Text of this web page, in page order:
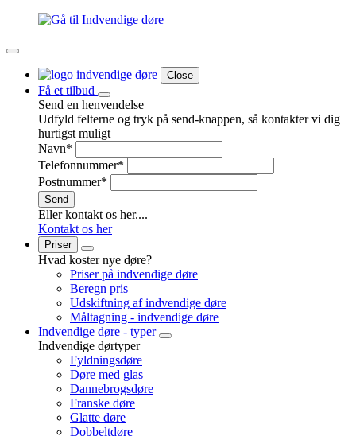
Close
Få et tilbud
Send en henvendelse
Udfyld felterne og tryk på send-knappen, så kontakter vi dig
hurtigst muligt
Navn*
Telefonnummer*
Postnummer*
Send
Eller kontakt os her....
Kontakt os her
Priser
Hvad koster nye døre?
Priser på indvendige døre
Beregn pris
Udskiftning af indvendige døre
Måltagning - indvendige døre
Indvendige døre - typer
Indvendige dørtyper
Fyldningsdøre
Døre med glas
Dannebrogsdøre
Franske døre
Glatte døre
Dobbeltdøre